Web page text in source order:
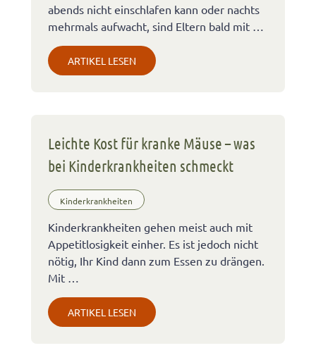
abends nicht einschlafen kann oder nachts
mehrmals aufwacht, sind Eltern bald mit …
ARTIKEL LESEN
Leichte Kost für kranke Mäuse – was
bei Kinderkrankheiten schmeckt
Kinderkrankheiten
Kinderkrankheiten gehen meist auch mit
Appetitlosigkeit einher. Es ist jedoch nicht
nötig, Ihr Kind dann zum Essen zu drängen.
Mit …
ARTIKEL LESEN